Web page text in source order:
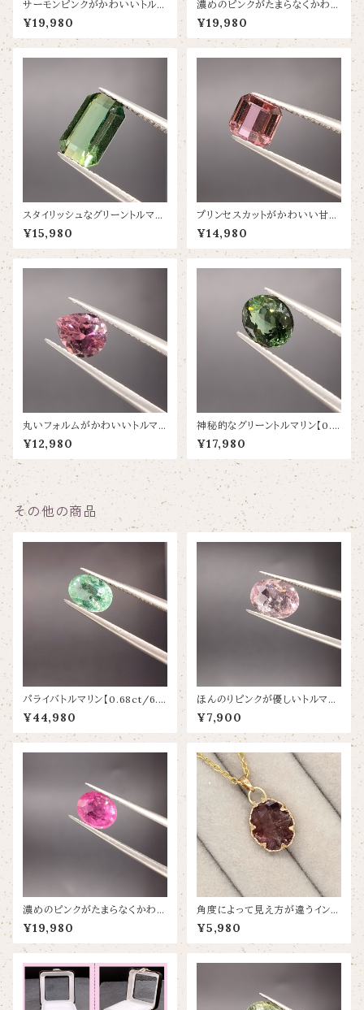
サーモンピンクがかわいいトルマ
リン【0.93ct/6.6×5.6mm】
¥19,980
濃めのピンクがたまらなくかわい
いトルマリン【1.745ct8.4X6.8】
¥19,980
スタイリッシュなグリーントルマリ
ン【1.25ct/7.8×5】
¥15,980
プリンセスカットがかわいい甘め
ピンクトルマリン【0.89ct/5.2×
5】
¥14,980
丸いフォルムがかわいいトルマリ
ン【0.67ct/6.1×5】
¥12,980
神秘的なグリーントルマリン【0.7
7ct/5.8×4.9】
¥17,980
その他の商品
パライバトルマリン【0.68ct/6.8
×4.9】
¥44,980
ほんのりピンクが優しいトルマリ
ン【2.29ct/10×7.6】
¥7,900
濃めのピンクがたまらなくかわい
いトルマリン【1.745ct8.4X6.8】
¥19,980
角度によって見え方が違うインク
ルージョンも魅力のトルマリン【1
2×9.7】
¥5,980